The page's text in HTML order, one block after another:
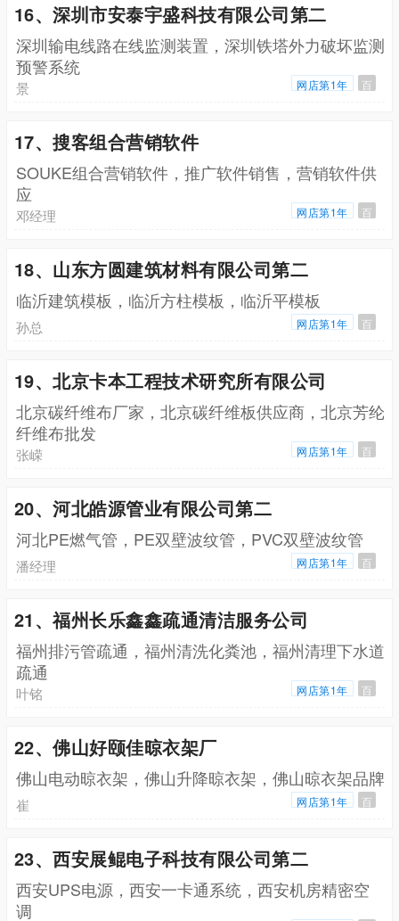
16、深圳市安泰宇盛科技有限公司第二
深圳输电线路在线监测装置，深圳铁塔外力破坏监测
预警系统
景 网店第1年 百
17、搜客组合营销软件
SOUKE组合营销软件，推广软件销售，营销软件供
应
邓经理 网店第1年 百
18、山东方圆建筑材料有限公司第二
临沂建筑模板，临沂方柱模板，临沂平模板
孙总 网店第1年 百
19、北京卡本工程技术研究所有限公司
北京碳纤维布厂家，北京碳纤维板供应商，北京芳纶
纤维布批发
张嵘 网店第1年 百
20、河北皓源管业有限公司第二
河北PE燃气管，PE双壁波纹管，PVC双壁波纹管
潘经理 网店第1年 百
21、福州长乐鑫鑫疏通清洁服务公司
福州排污管疏通，福州清洗化粪池，福州清理下水道
疏通
叶铭 网店第1年 百
22、佛山好颐佳晾衣架厂
佛山电动晾衣架，佛山升降晾衣架，佛山晾衣架品牌
崔 网店第1年 百
23、西安展鲲电子科技有限公司第二
西安UPS电源，西安一卡通系统，西安机房精密空
调